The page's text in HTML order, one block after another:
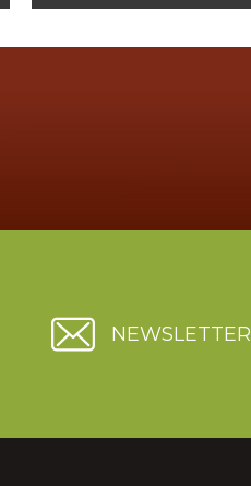
NEWSLETTER